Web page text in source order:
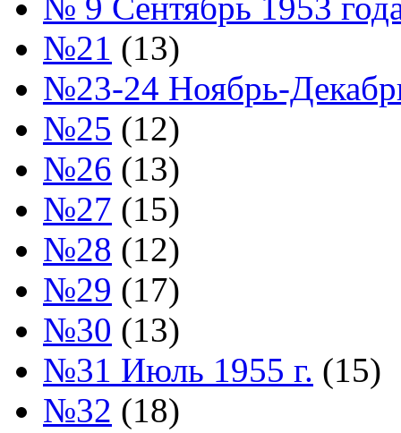
№21 (13)
№23-24 Ноябрь-
№25 (12)
№26 (13)
№27 (15)
№28 (12)
№29 (17)
№30 (13)
№31 Июль 1955 г. (15)
№32 (18)